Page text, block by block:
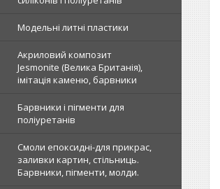
Модельні литні пластики
Акриловий композит
Jesmonite (Велика Британія),
імітація каменю, барвники
Барвники і пігменти для
поліуретанів
Смоли епоксидні-для прикрас,
заливки картин, стільниць.
Барвники, пігменти, молди.